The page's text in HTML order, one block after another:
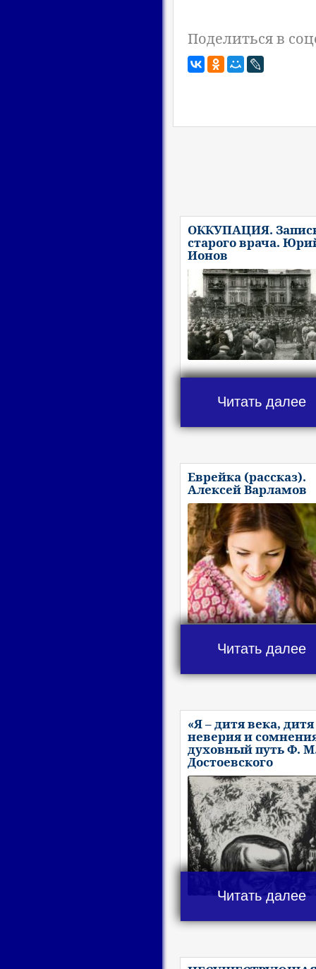
Поделиться в
ОККУПАЦИЯ.
старого врача.
Ионов
Читать далее
Еврейка (рассказ).
Алексей Варламов
Читать далее
«Я – дитя века, дитя
неверия и
духовный путь Ф.
Достоевского
Читать далее